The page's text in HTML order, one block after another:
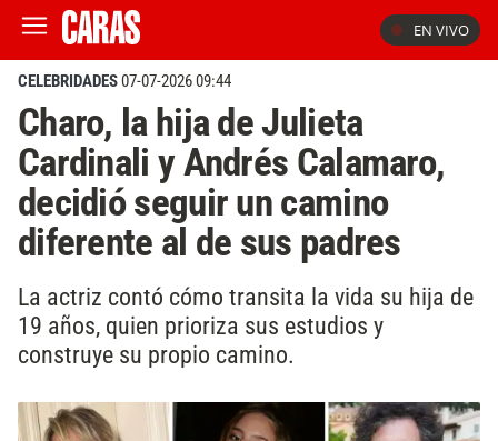
EN VIVO
CELEBRIDADES07-07-2026 09:44
Charo, la hija de Julieta
Cardinali y Andrés Calamaro,
decidió seguir un camino
diferente al de sus padres
La actriz contó cómo transita la vida su hija de
19 años, quien prioriza sus estudios y
construye su propio camino.